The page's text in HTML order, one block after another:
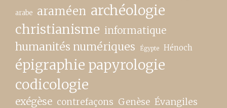
arabe araméen archéologie
christianisme informatique
humanités numériques Égypte Hénoch
épigraphie papyrologie
codicologie
exégèse contrefaçons Genèse Évangiles